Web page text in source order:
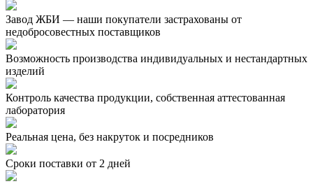
Завод ЖБИ — наши покупатели застрахованы от
недобросовестных поставщиков
Возможность производства индивидуальных и нестандартных
изделий
Контроль качества продукции, собственная аттестованная
лаборатория
Реальная цена, без накруток и посредников
Сроки поставки от 2 дней